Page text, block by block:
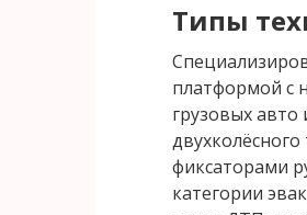
Типы
платформой с
грузовых
фиксаторами
категории